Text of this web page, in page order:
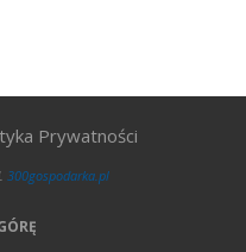
Prywatności
300gospodarka.pl